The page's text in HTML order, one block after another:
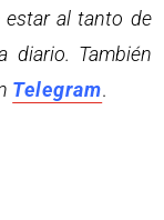
estar al tanto de
diario. También
Telegram.